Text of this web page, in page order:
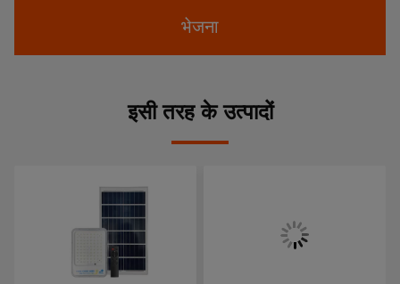
भेजना
इसी तरह के उत्पादों